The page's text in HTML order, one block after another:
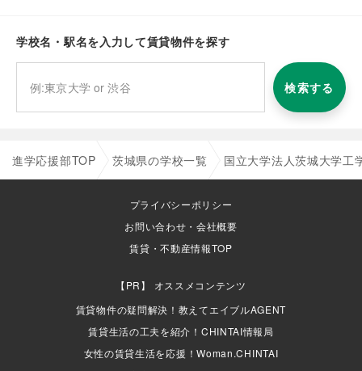
学校名・駅名を入力して賃貸物件を探す
検索する
進学応援部TOP 茨城県の学校一覧 国立大学法人茨城大学工
プライバシーポリシー
お問い合わせ・会社概要
賃貸・不動産情報TOP
オススメコンテンツ
賃貸物件の疑問解決！教えてエイブルAGENT
賃貸生活の工夫を紹介！CHINTAI情報局
女性の賃貸生活を応援！Woman.CHINTAI